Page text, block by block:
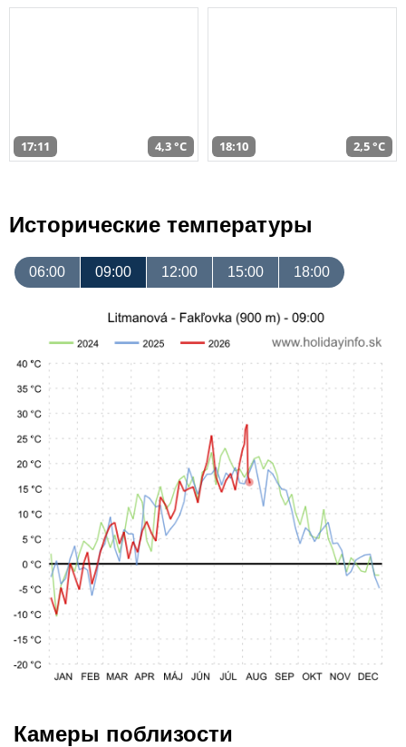
17:11 4,3 °C 18:10 2,5 °C
Исторические температуры
06:00 09:00 12:00 15:00 18:00
Камеры поблизости